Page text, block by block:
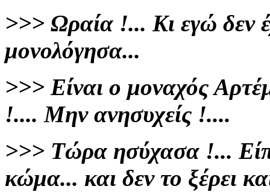
>>> Ωραία !... Κι εγώ δεν
μονολόγησα...
>>> Είναι ο μοναχός
!.... Μην ανησυχείς !....
>>> Τώρα ησύχασα !...
κώμα... και δεν το ξέρει